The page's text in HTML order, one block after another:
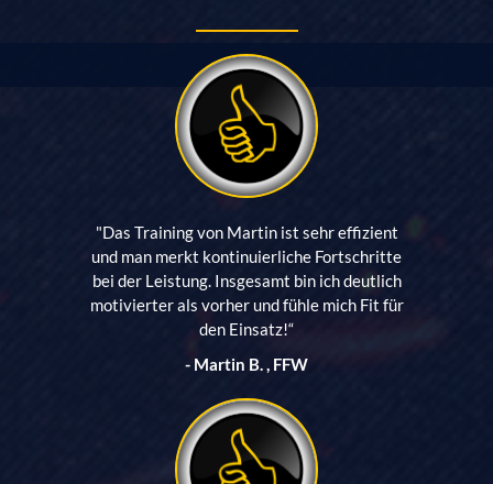
"Das Training von Martin ist sehr effizient
und man merkt kontinuierliche Fortschritte
bei der Leistung. Insgesamt bin ich deutlich
motivierter als vorher und fühle mich Fit für
den Einsatz!“
- Martin B. , FFW